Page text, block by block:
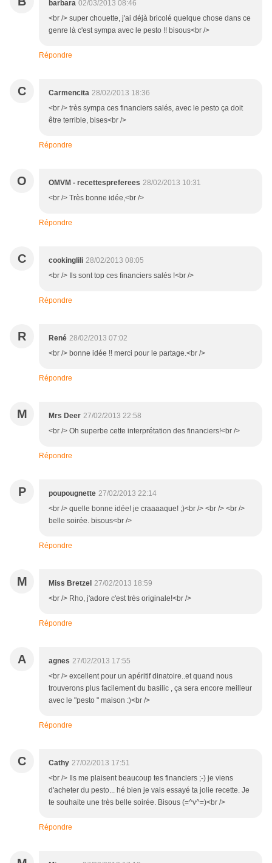
barbara 02/03/2013 08:46
<br /> super chouette, j'ai déjà bricolé quelque chose dans ce
genre là c'est sympa avec le pesto !! bisous<br />
Répondre
C Carmencita 28/02/2013 18:36
<br /> très sympa ces financiers salés, avec le pesto ça doit
être terrible, bises<br />
Répondre
O OMVM - recettespreferees 28/02/2013 10:31
<br /> Très bonne idée,<br />
Répondre
C cookinglili 28/02/2013 08:05
<br /> Ils sont top ces financiers salés !<br />
Répondre
R René 28/02/2013 07:02
<br /> bonne idée !! merci pour le partage.<br />
Répondre
M Mrs Deer 27/02/2013 22:58
<br /> Oh superbe cette interprétation des financiers!<br />
Répondre
P poupougnette 27/02/2013 22:14
<br /> quelle bonne idée! je craaaaque! ;)<br /> <br /> <br />
belle soirée. bisous<br />
Répondre
M Miss Bretzel 27/02/2013 18:59
<br /> Rho, j'adore c'est très originale!<br />
Répondre
A agnes 27/02/2013 17:55
<br /> excellent pour un apéritif dinatoire..et quand nous
trouverons plus facilement du basilic , ça sera encore meilleur
avec le "pesto " maison :)<br />
Répondre
C Cathy 27/02/2013 17:51
<br /> Ils me plaisent beaucoup tes financiers ;-) je viens
d'acheter du pesto... hé bien je vais essayé ta jolie recette. Je
te souhaite une très belle soirée. Bisous (=^v^=)<br />
Répondre